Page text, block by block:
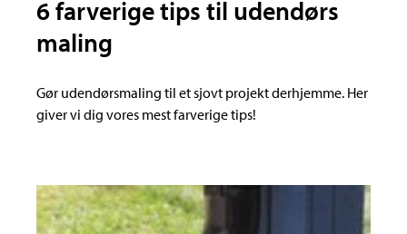
6 farverige tips til udendørs
maling
Gør udendørsmaling til et sjovt projekt derhjemme. Her
giver vi dig vores mest farverige tips!